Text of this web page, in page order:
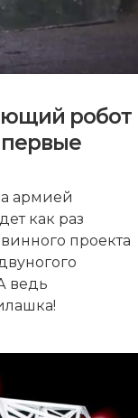
робот
первые
армией
как раз
проекта
ведь